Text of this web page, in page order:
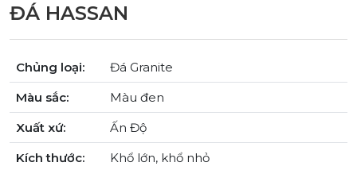
ĐÁ HASSAN
Chủng loại:
Đá Granite
Màu sắc:
Màu đen
Xuất xứ:
Ấn Độ
Kích thước:
Khổ lớn, khổ nhỏ